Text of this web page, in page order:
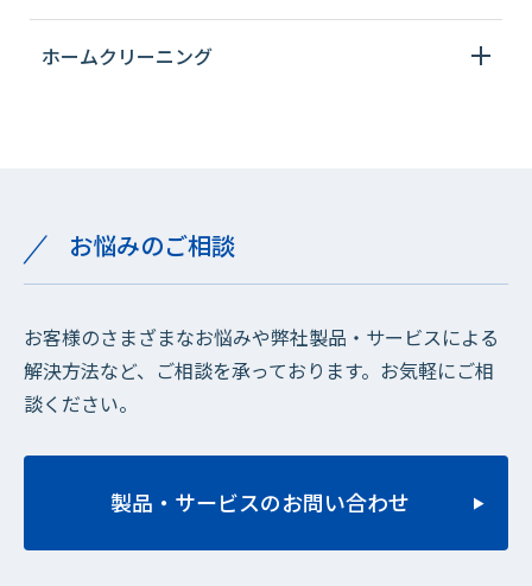
ホームクリーニング
お悩みのご相談
お客様のさまざまなお悩みや弊社製品・サービスによる
解決方法など、ご相談を承っております。お気軽にご相
談ください。
製品・サービスのお問い合わせ